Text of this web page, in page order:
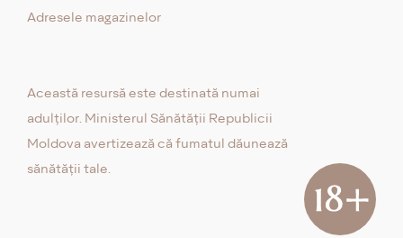
Adresele magazinelor
Această resursă este destinată numai
adulților. Ministerul Sănătății Republicii
Moldova avertizează că fumatul dăunează
sănătății tale.